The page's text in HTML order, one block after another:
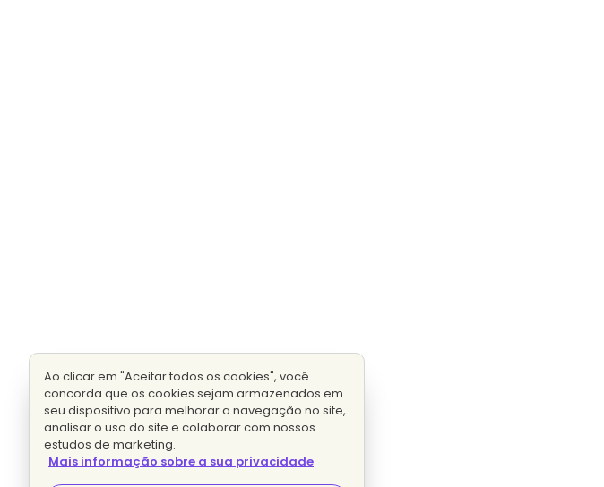
Ao clicar em "Aceitar todos os cookies", você
concorda que os cookies sejam armazenados em
seu dispositivo para melhorar a navegação no site,
analisar o uso do site e colaborar com nossos
estudos de marketing.
Mais informação sobre a sua privacidade